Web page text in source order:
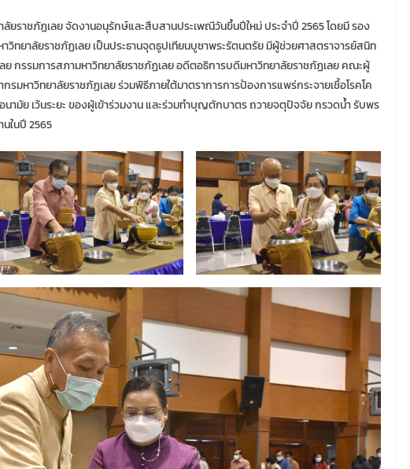
ลัยราชภัฏเลย จัดงานอนุรักษ์และสืบสานประเพณีวันขึ้นปีใหม่ ประจำปี 2565 โดยมี รอง
ทยาลัยราชภัฏเลย เป็นประธานจุดธูปเทียนบูชาพระรัตนตรัย มีผู้ช่วยศาสตราจารย์สนิท
ย กรรมการสภามหาวิทยาลัยราชภัฏเลย อดีตอธิการบดีมหาวิทยาลัยราชภัฏเลย คณะผู้
มหาวิทยาลัยราชภัฏเลย ร่วมพิธีภายใต้มาตราการการป้องการแพร่กระจายเชื้อโรคโค
มัย เว้นระยะ ของผู้เข้าร่วมงาน และร่วมทำบุญตักบาตร ถวายจตุปัจจัย กรวดน้ำ รับพร
ในปี 2565